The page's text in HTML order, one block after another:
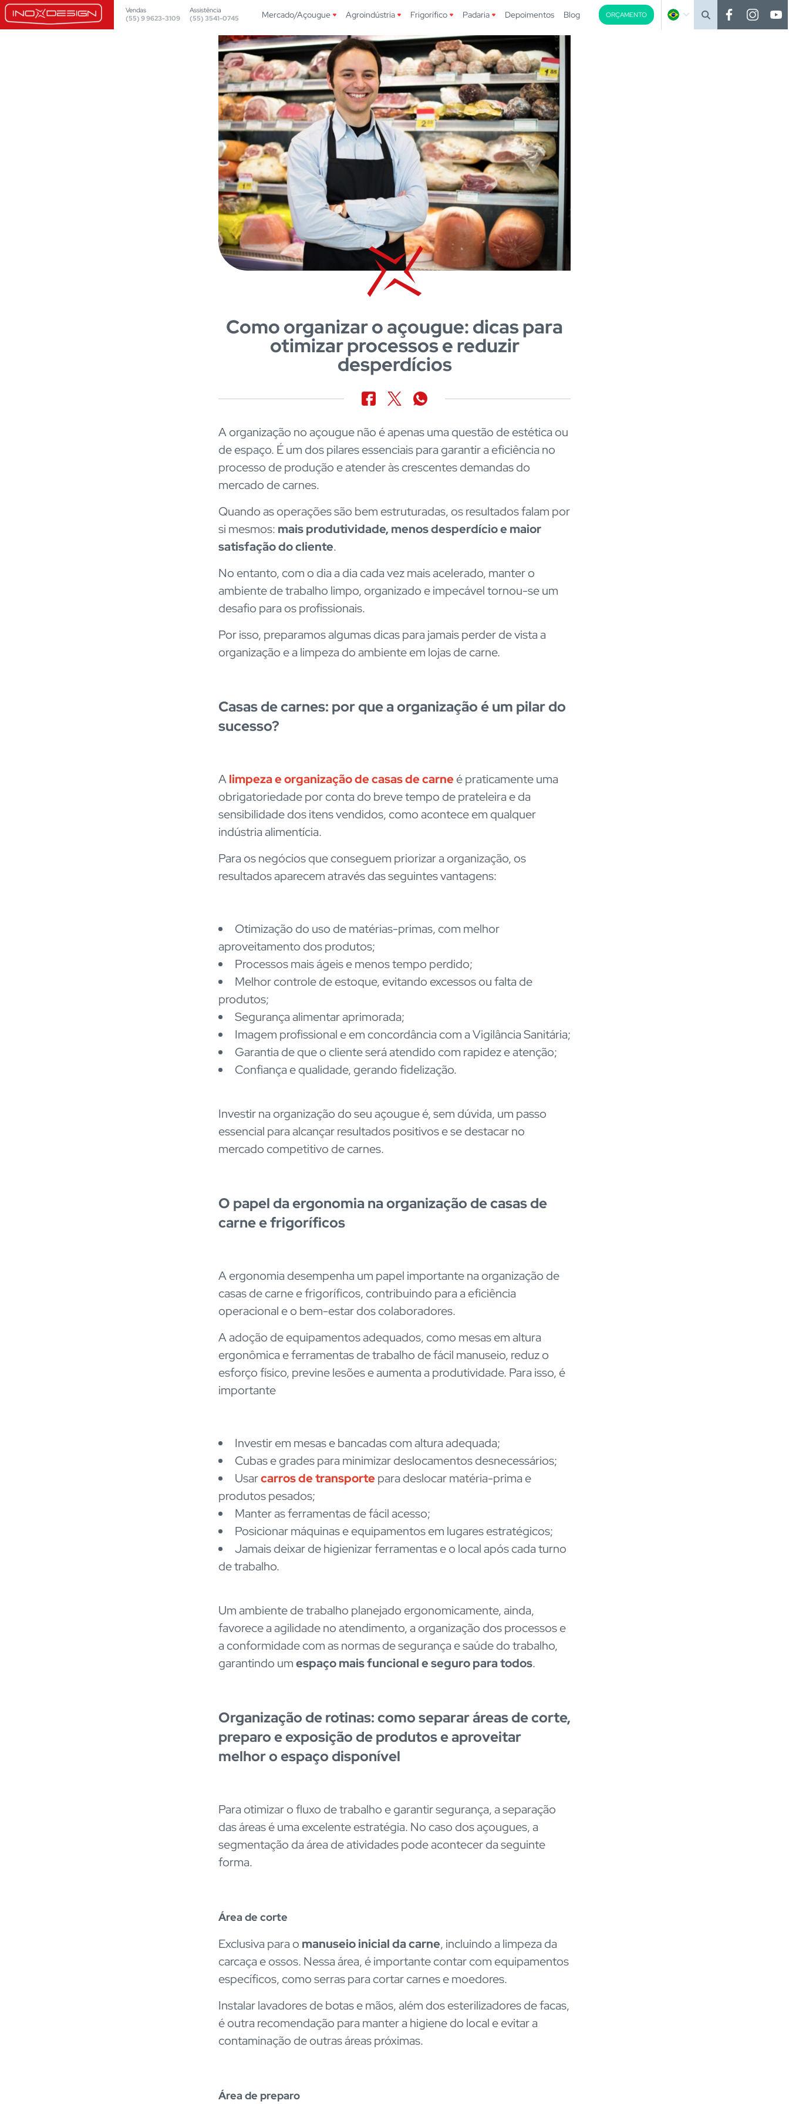
Vendas
(55) 9 9623-3109
Assistência
(55) 3541-0745
Mercado/Açougue Agroindústria Frigorífico Padaria Depoimentos Blog ORÇAMENTO
Como organizar o açougue: dicas para
otimizar processos e reduzir
desperdícios
A organização no açougue não é apenas uma questão de estética ou
de espaço. É um dos pilares essenciais para garantir a eficiência no
processo de produção e atender às crescentes demandas do
mercado de carnes.
Quando as operações são bem estruturadas, os resultados falam por
si mesmos: mais produtividade, menos desperdício e maior
satisfação do cliente.
No entanto, com o dia a dia cada vez mais acelerado, manter o
ambiente de trabalho limpo, organizado e impecável tornou-se um
desafio para os profissionais.
Por isso, preparamos algumas dicas para jamais perder de vista a
organização e a limpeza do ambiente em lojas decarne.
Casas de carnes: por que a organização é um pilar do
sucesso?
Alimpeza e organização de casas de carneé praticamente uma
obrigatoriedade por conta do breve tempo de prateleira e da
sensibilidade dos itens vendidos, como acontece em qualquer
indústria alimentícia.
Para os negócios que conseguem priorizar a organização, os
resultados aparecem através das seguintes vantagens:
Otimização do uso de matérias-primas, com melhor
aproveitamento dos produtos;
Processos mais ágeis e menos tempo perdido;
Melhor controle de estoque, evitando excessos ou falta de
produtos;
Segurança alimentar aprimorada;
Imagem profissional e em concordância com a Vigilância Sanitária;
Garantia de que o cliente será atendido com rapidez e atenção;
Confiança e qualidade, gerando fidelização.
Investir na organização do seu açougue é, sem dúvida, um passo
essencial para alcançar resultados positivos e se destacar no
mercado competitivo de carnes.
O papel da ergonomia na organização de casas de
carne e frigoríficos
A ergonomia desempenha um papel importante na organização de
casas de carne e frigoríficos, contribuindo para a eficiência
operacional e o bem-estar dos colaboradores.
A adoção de equipamentos adequados, como mesas em altura
ergonômica e ferramentas de trabalho de fácil manuseio, reduz o
esforço físico, previne lesões e aumenta a produtividade. Para isso, é
importante
Investir em mesas e bancadas com altura adequada;
Cubas e grades para minimizar deslocamentos desnecessários;
Usarcarros de transporte para deslocar matéria-prima e
produtos pesados;
Manter as ferramentas de fácil acesso;
Posicionar máquinas e equipamentos em lugares estratégicos;
Jamais deixar de higienizar ferramentas e o local após cada turno
de trabalho.
Um ambiente de trabalho planejado ergonomicamente, ainda,
favorece a agilidade no atendimento, a organização dos processos e
a conformidade com as normas de segurança e saúde do trabalho,
garantindo umespaço mais funcional e seguro para todos.
Organização de rotinas: como separar áreas de corte,
preparo e exposição de produtos e aproveitar
melhor o espaço disponível
Para otimizar o fluxo de trabalho e garantir segurança, a separação
das áreas é uma excelente estratégia. No caso dos açougues, a
segmentação da área de atividades pode acontecer da seguinte
forma.
Área de corte
Exclusiva para o manuseio inicial da carne, incluindo a limpeza da
carcaça e ossos. Nessa área, é importante contar com equipamentos
específicos, como serras para cortar carnes e moedores.
Instalar lavadores de botas e mãos, além dos esterilizadores de facas,
é outra recomendação para manter a higiene do local e evitar a
contaminação de outras áreas próximas.
Área de preparo